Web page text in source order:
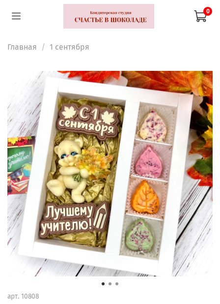
0
Главная 1 сентября
арт. 10808